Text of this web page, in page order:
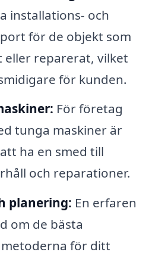
installations- och
för de objekt som
eller reparerat, vilket
för kunden.
För företag
tunga maskiner är
ha en smed till
och reparationer.
planering: En erfaren
om de bästa
för ditt